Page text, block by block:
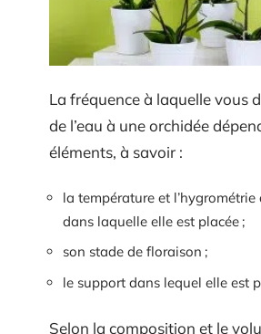
La fréquence à laquelle vous
de l’eau à une orchidée
éléments, à savoir :
la température et l’hygrométrie
dans laquelle elle est placée ;
son stade de floraison ;
le support dans lequel elle est
Selon la composition et le